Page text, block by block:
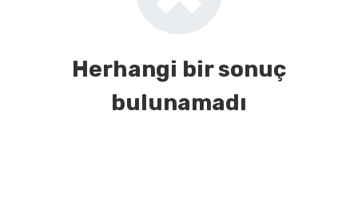
Herhangi bir sonuç
bulunamadı